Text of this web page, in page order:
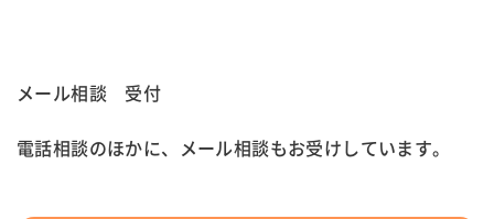
メール相談 受付
電話相談のほかに、メール相談もお受けしています。